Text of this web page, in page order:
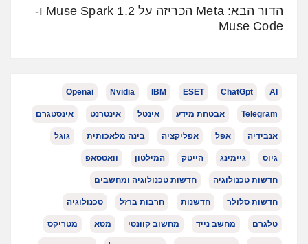
הדור הבא: Meta הכריזה על Muse Spark 1.2 ו-
Muse Code
AI
ChatGpt
ESET
IBM
Nvidia
Openai
Telegram אבטחת מידע אינטל אינטרנט אינסטגרם
אנבידיה אפל אפליקציה בינה מלאכותית גוגל
גיוס גיימינג הייטק המילטון וואטסאפ
חדשות טכנולוגיה חדשות טכנולוגיה ומחשבים
חדשות סלולר חדשנות חרבות ברזל טכנולוגיה
טלגרם מחשב נייד מחשוב קוונטי מטא מטריקס